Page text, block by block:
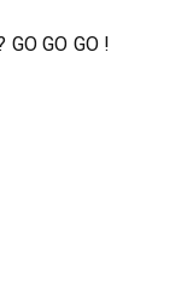
GO GO !